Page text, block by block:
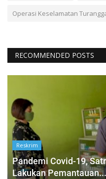
Operasi Keselamatan
RECOMMENDED POSTS
Reskrim
Pandemi Covid-19,
Lakukan Pemantauan...